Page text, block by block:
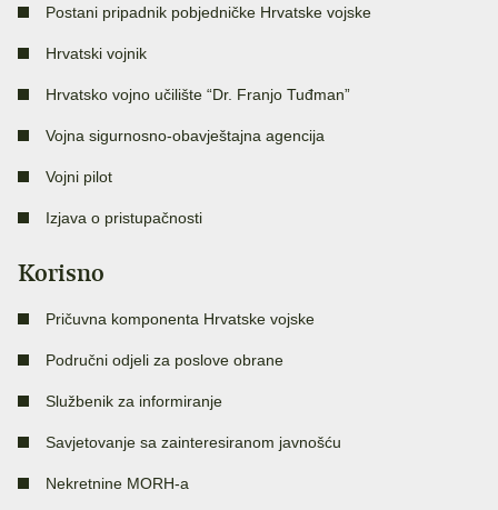
Postani pripadnik pobjedničke Hrvatske vojske
Hrvatski vojnik
Hrvatsko vojno učilište “Dr. Franjo Tuđman”
Vojna sigurnosno-obavještajna agencija
Vojni pilot
Izjava o pristupačnosti
Korisno
Pričuvna komponenta Hrvatske vojske
Područni odjeli za poslove obrane
Službenik za informiranje
Savjetovanje sa zainteresiranom javnošću
Nekretnine MORH-a